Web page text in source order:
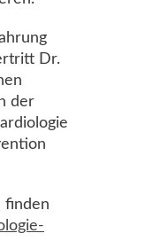
Dr.
der
finden